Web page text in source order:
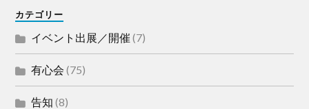
カテゴリー
イベント出展／開催 (7)
有心会 (75)
告知 (8)